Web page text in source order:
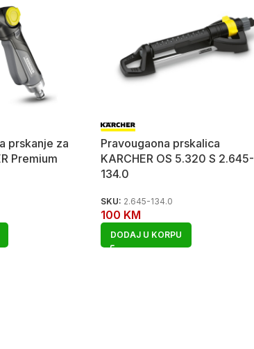
prskanje za
Premium
Pravougaona prskalica
KARCHER OS 5.320 S 2.645-
134.0
SKU: 2.645-134.0
100 KM
DODAJ U KORPU